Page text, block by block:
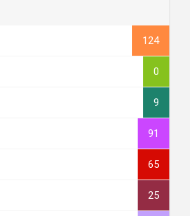
124
0
9
91
65
25